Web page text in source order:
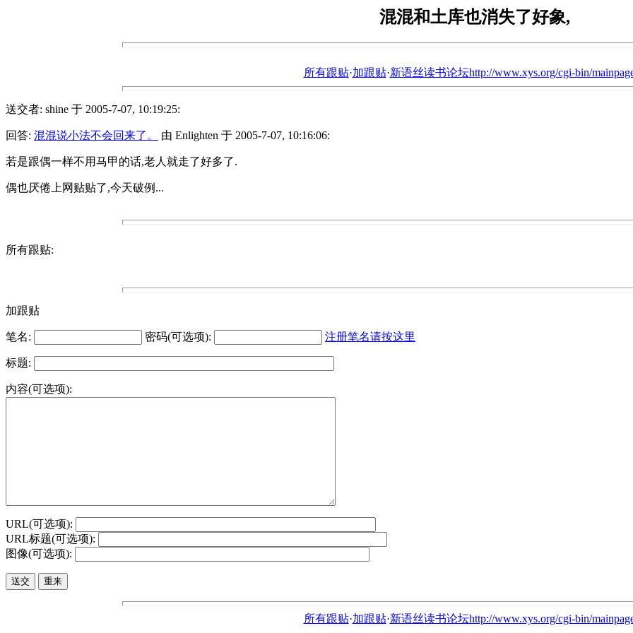
混混和土库也消失了好象,
所有跟贴·加跟贴·新语丝读书论坛http://www.xys.org/cgi-bin/
送交者: shine 于 2005-7-07, 10:19:25:
回答: 混混说小法不会回来了。 由 Enlighten 于 2005-7-07, 10:16:06:
若是跟偶一样不用马甲的话,老人就走了好多了.
偶也厌倦上网贴贴了,今天破例...
所有跟贴:
加跟贴
笔名: 密码(可选项): 注册笔名请按这里
标题:
内容(可选项):
URL(可选项):
URL标题(可选项):
图像(可选项):
所有跟贴·加跟贴·新语丝读书论坛http://www.xys.org/cgi-bin/